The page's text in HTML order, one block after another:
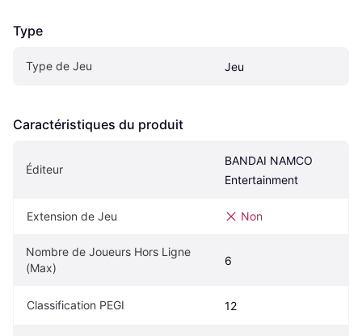
Type
Type de Jeu Jeu
Caractéristiques du produit
Éditeur
BANDAI NAMCO
Entertainment
Extension de Jeu Non
Nombre de Joueurs Hors Ligne
(Max)
6
Classification PEGI 12